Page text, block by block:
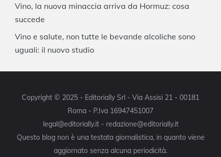
Vino, la nuova minaccia arriva da Hormuz: cosa
succede
Vino e salute, non tutte le bevande alcoliche sono
uguali: il nuovo studio
Copyright © 2025 - Editorially Srl - Via Assisi 21 - 00181
Roma - P.Iva 16947451007
legal@editorially.it - redazione@editorially.it
Questo blog non è una testata giornalistica, in quanto viene
aggiornato senza alcuna periodicità.